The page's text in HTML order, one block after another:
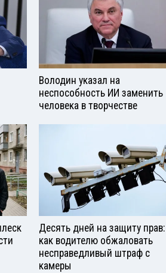
Володин указал на
неспособность ИИ заменить
человека в творчестве
Десять дней на защиту прав:
как водителю обжаловать
несправедливый штраф с
камеры